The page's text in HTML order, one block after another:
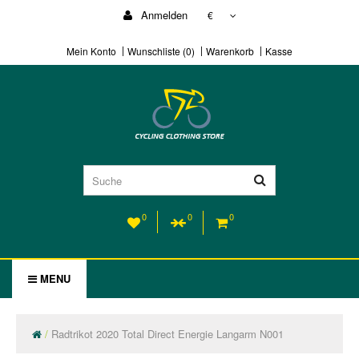
Anmelden €
Mein Konto Wunschliste (0) Warenkorb Kasse
0 0 0
MENU
Radtrikot 2020 Total Direct Energie Langarm N001